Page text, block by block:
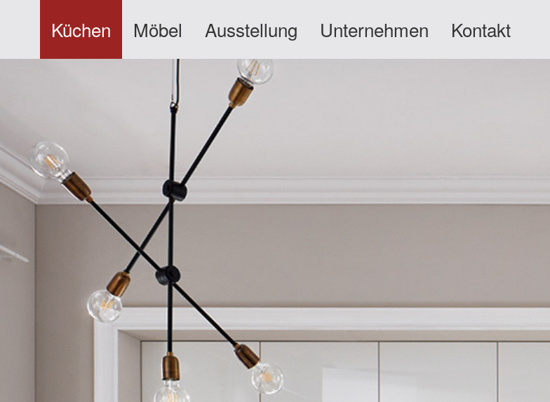
Küchen Möbel Ausstellung Unternehmen Kontakt